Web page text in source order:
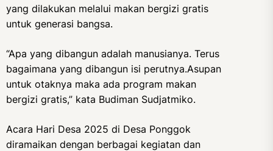
yang dilakukan melalui makan bergizi gratis
untuk generasi bangsa.
“Apa yang dibangun adalah manusianya. Terus
bagaimana yang dibangun isi perutnya.Asupan
untuk otaknya maka ada program makan
bergizi gratis,” kata Budiman Sudjatmiko.
Acara Hari Desa 2025 di Desa Ponggok
diramaikan dengan berbagai kegiatan dan